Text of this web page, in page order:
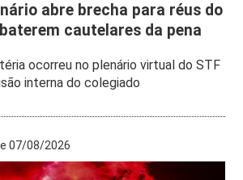
abre brecha para réus do
cautelares da pena
ocorreu no plenário virtual do STF
interna do colegiado
07/08/2026